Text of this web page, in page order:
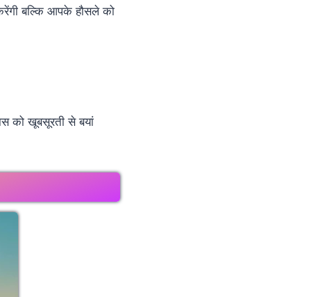
बल्कि आपके हौसले को
को खूबसूरती से बयां